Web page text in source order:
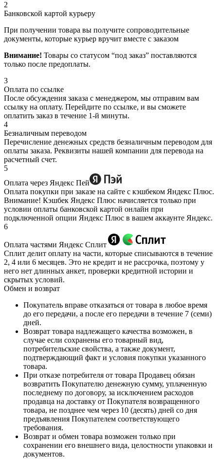
2
Банковской картой курьеру
При получении товара вы получите сопроводительные
документы, которые курьер вручит вместе с заказом
Внимание! Товары со статусом “под заказ” поставляются
только после предоплаты.
3
Оплата по ссылке
После обсуждения заказа с менеджером, мы отправим вам
ссылку на оплату. Перейдите по ссылке, и вы сможете
оплатить заказ в течение 1-й минуты.
4
Безналичным переводом
Перечисление денежных средств безналичным переводом для
оплаты заказа. Реквизиты нашей компании для перевода на
расчетный счет.
5
Оплата через Яндекс Пей
Оплата покупки при заказе на сайте с кэшбеком Яндекс Плюс.
Внимание! Кэшбек Яндекс Плюс начисляется только при
условии оплаты банковской картой онлайн при
подключенной опции Яндекс Плюс в вашем аккаунте Яндекс.
6
Оплата частями Яндекс Сплит
Сплит делит оплату на части, которые списываются в течение
2, 4 или 6 месяцев. Это не кредит и не рассрочка, поэтому у
него нет длинных анкет, проверки кредитной истории и
скрытых условий.
Обмен и возврат
Покупатель вправе отказаться от товара в любое время
до его передачи, а после его передачи в течение 7 (семи)
дней.
Возврат товара надлежащего качества возможен, в
случае если сохранены его товарный вид,
потребительские свойства, а также документ,
подтверждающий факт и условия покупки указанного
товара.
При отказе потребителя от товара Продавец обязан
возвратить Покупателю денежную сумму, уплаченную
последнему по договору, за исключением расходов
продавца на доставку от Покупателя возвращенного
товара, не позднее чем через 10 (десять) дней со дня
предъявления Покупателем соответствующего
требования.
Возврат и обмен товара возможен только при
сохранении его внешнего вида, целостности упаковки и
документов.